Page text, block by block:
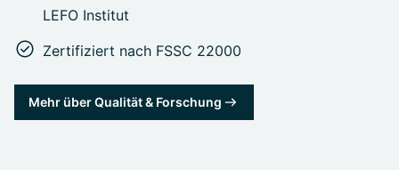
LEFO Institut
Zertifiziert nach FSSC 22000
Mehr über Qualität & Forschung